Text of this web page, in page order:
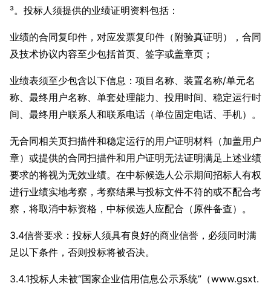
³。投标人须提供的业绩证明资料包括：
业绩的合同复印件，对应发票复印件（附验真证明），合同
及技术协议内容至少包括首页、签字或盖章页；
业绩表须至少包含以下信息： 项目名称、装置名称/单元名
称、最终用户名称、单套处理能力、投用时间、稳定运行时
间、最终用户联系人和联系电话 （单位固定电话、手机）。
无合同相关页扫描件和稳定运行的用户证明材料（加盖用户
章）或提供的合同扫描件和用户证明无法证明满足上述业绩
要求的将视为无效业绩。在中标候选人公示期间招标人有权
进行业绩实地考察，考察结果与投标文件不符的或不配合考
察，将取消中标资格，中标候选人应配合（原件备查）。
3.4信誉要求：投标人须具有良好的商业信誉，必须同时满
足以下条件，否则投标将被否决。
3.4.1投标人未被“国家企业信用信息公示系统”（www.gsxt.